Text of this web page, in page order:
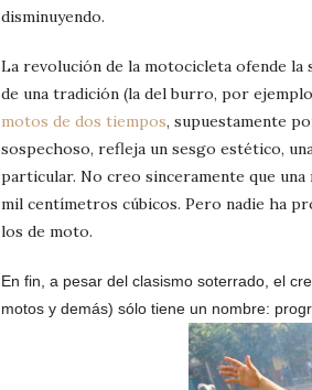
disminuyendo.
La revolución de la motocicleta ofende la
de una tradición (la del burro, por
motos de dos tiempos, supuestamente
sospechoso, refleja un sesgo estético,
particular. No creo sinceramente que
mil centímetros cúbicos. Pero nadie ha
los de moto.
En fin, a pesar del clasismo soterrado, el
motos y demás) sólo tiene un nombre: